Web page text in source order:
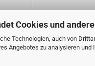
Cookies und
Technologien, auch von
Angebotes zu analysieren